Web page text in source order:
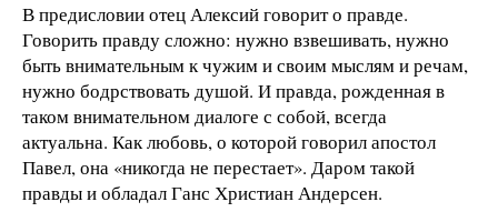
В предисловии отец Алексий говорит о правде.
Говорить правду сложно: нужно взвешивать, нужно
быть внимательным к чужим и своим мыслям и речам,
нужно бодрствовать душой. И правда, рожденная в
таком внимательном диалоге с собой, всегда
актуальна. Как любовь, о которой говорил апостол
Павел, она «никогда не перестает». Даром такой
правды и обладал Ганс Христиан Андерсен.